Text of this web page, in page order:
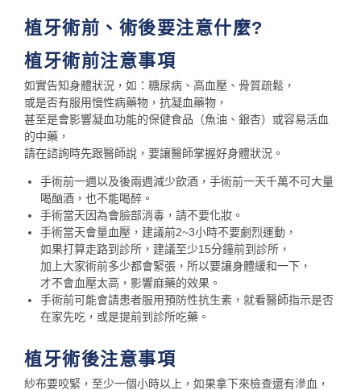
植牙術前、術後要注意什麼?
植牙術前注意事項
如實告知身體狀況，如：糖尿病、高血壓、骨質疏鬆，
或是否有服用慢性病藥物，抗凝血藥物，
甚至是會影響凝血功能的保健食品（魚油、銀杏）或容易活血
的中藥，
請在諮詢時先跟醫師說，要讓醫師掌握好身體狀況。
手術前一週以及後兩週減少飲酒，手術前一天千萬不可大量
喝酗酒，也不能喝醉。
手術當天因為會臉部消毒，請不要化妝。
手術當天會量血壓，建議前2~3小時不要劇烈運動，
如果打算走路到診所，建議至少15分鐘前到診所，
加上大家術前多少都會緊張，所以要讓身體緩和一下，
才不會血壓太高，影響麻藥的效果。
手術前可能會請患者服用預防性抗生素，就看醫師指示是否
在家先吃，或是提前到診所吃藥。
植牙術後注意事項
紗布要咬緊，至少一個小時以上，如果拿下來檢查還有滲血，